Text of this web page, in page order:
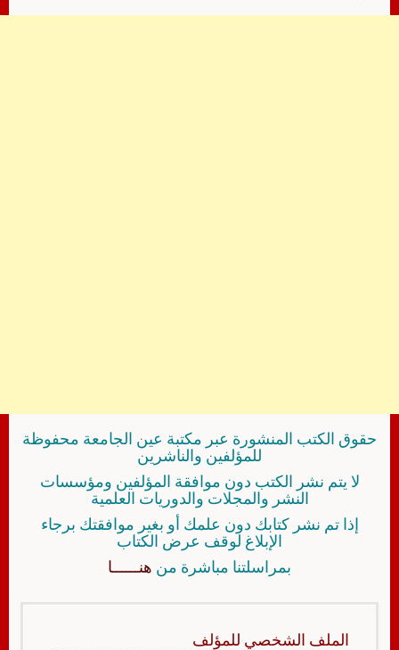
حقوق الكتب المنشورة عبر مكتبة عين الجامعة محفوظة
للمؤلفين والناشرين
لا يتم نشر الكتب دون موافقة المؤلفين ومؤسسات
النشر والمجلات والدوريات العلمية
إذا تم نشر كتابك دون علمك أو بغير موافقتك برجاء
الإبلاغ لوقف عرض الكتاب
بمراسلتنا مباشرة من هنــــــا
الملف الشخصي للمؤلف